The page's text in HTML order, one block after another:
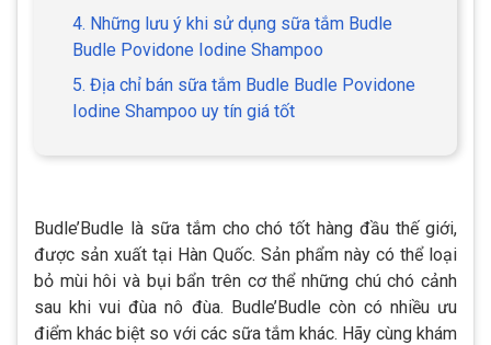
4. Những lưu ý khi sử dụng sữa tắm Budle
Budle Povidone Iodine Shampoo
5. Địa chỉ bán sữa tắm Budle Budle Povidone
Iodine Shampoo uy tín giá tốt
Budle’Budle là sữa tắm cho chó tốt hàng đầu thế giới,
được sản xuất tại Hàn Quốc. Sản phẩm này có thể loại
bỏ mùi hôi và bụi bẩn trên cơ thể những chú chó cảnh
sau khi vui đùa nô đùa. Budle’Budle còn có nhiều ưu
điểm khác biệt so với các sữa tắm khác. Hãy cùng khám